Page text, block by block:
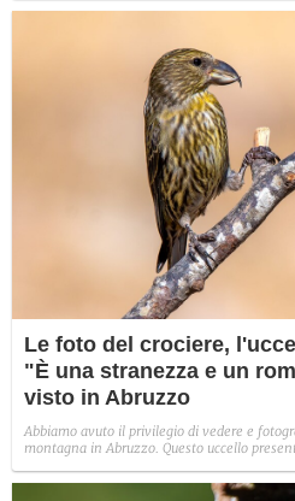
Le foto del crociere,
"È una stranezza e un
visto in Abruzzo
Abbiamo avuto il privilegio di vedere e
montagna in Abruzzo. Questo uccello
specie è una stranezza e un rompicapo". Le